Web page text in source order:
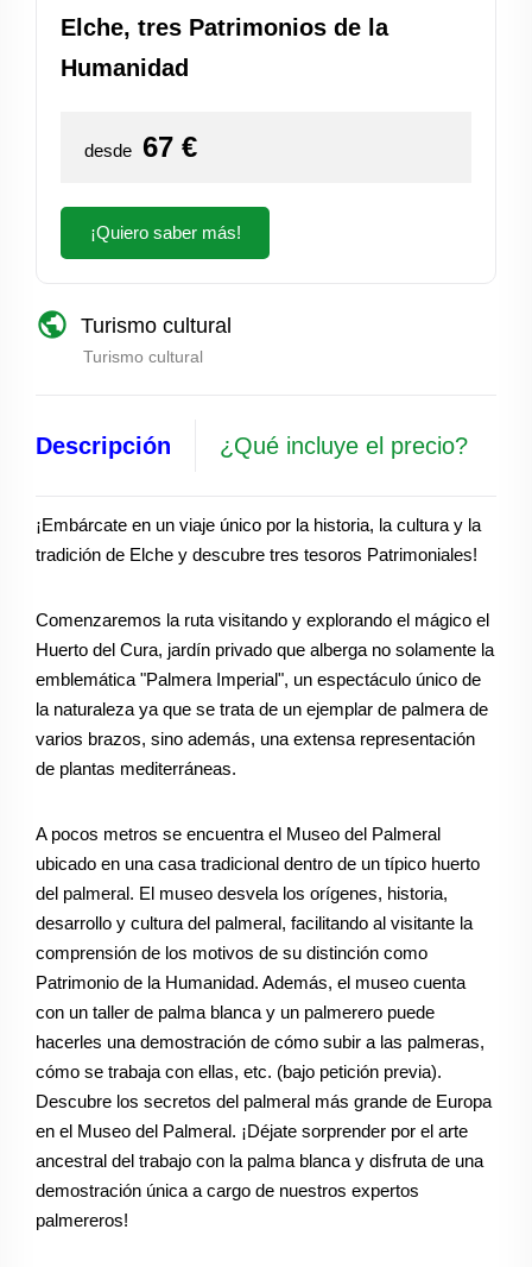
Elche, tres Patrimonios de la
Humanidad
desde 67 €
¡Quiero saber más!
public Turismo cultural
Turismo cultural
Descripción ¿Qué incluye el precio?
¡Embárcate en un viaje único por la historia, la cultura y la
tradición de Elche y descubre tres tesoros Patrimoniales!
Comenzaremos la ruta visitando y explorando el mágico el
Huerto del Cura, jardín privado que alberga no solamente la
emblemática "Palmera Imperial", un espectáculo único de
la naturaleza ya que se trata de un ejemplar de palmera de
varios brazos, sino además, una extensa representación
de plantas mediterráneas.
A pocos metros se encuentra el Museo del Palmeral
ubicado en una casa tradicional dentro de un típico huerto
del palmeral. El museo desvela los orígenes, historia,
desarrollo y cultura del palmeral, facilitando al visitante la
comprensión de los motivos de su distinción como
Patrimonio de la Humanidad. Además, el museo cuenta
con un taller de palma blanca y un palmerero puede
hacerles una demostración de cómo subir a las palmeras,
cómo se trabaja con ellas, etc. (bajo petición previa).
Descubre los secretos del palmeral más grande de Europa
en el Museo del Palmeral. ¡Déjate sorprender por el arte
ancestral del trabajo con la palma blanca y disfruta de una
demostración única a cargo de nuestros expertos
palmereros!